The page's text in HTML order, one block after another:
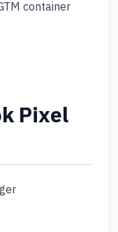
container
Pixel